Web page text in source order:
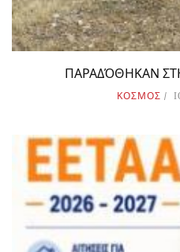
ΠΑΡΑΔΌΘΗΚΑΝ
ΚΟΣΜΟΣ